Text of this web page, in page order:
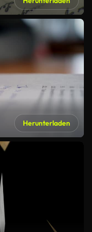
Herunterladen